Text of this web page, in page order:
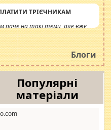
ТРІЄЧНИКАМ
паче на такі теми, але вже
сьогоднішні інсенуації
питання. Штучно
катастрофа.
Блоги
Популярні
матеріали